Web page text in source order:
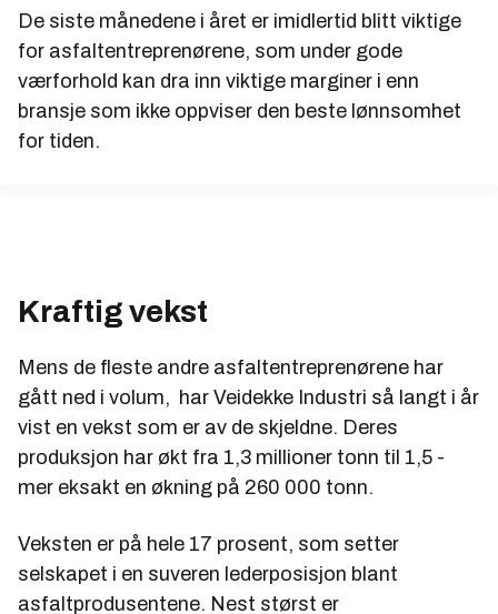
De siste månedene i året er imidlertid blitt viktige
for asfaltentreprenørene, som under gode
værforhold kan dra inn viktige marginer i enn
bransje som ikke oppviser den beste lønnsomhet
for tiden.
Kraftig vekst
Mens de fleste andre asfaltentreprenørene har
gått ned i volum, har Veidekke Industri så langt i år
vist en vekst som er av de skjeldne. Deres
produksjon har økt fra 1,3 millioner tonn til 1,5 -
mer eksakt en økning på 260 000 tonn.
Veksten er på hele 17 prosent, som setter
selskapet i en suveren lederposisjon blant
asfaltprodusentene. Nest størst er